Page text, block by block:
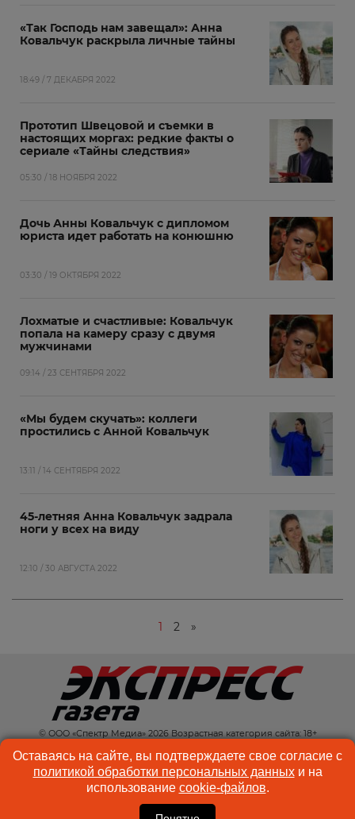
«Так Господь нам завещал»: Анна
Ковальчук раскрыла личные тайны
18:49 / 7 ДЕКАБРЯ 2022
Прототип Швецовой и съемки в
настоящих моргах: редкие факты о
сериале «Тайны следствия»
05:30 / 18 НОЯБРЯ 2022
Дочь Анны Ковальчук с дипломом
юриста идет работать на конюшню
03:30 / 19 ОКТЯБРЯ 2022
Лохматые и счастливые: Ковальчук
попала на камеру сразу с двумя
мужчинами
09:14 / 23 СЕНТЯБРЯ 2022
«Мы будем скучать»: коллеги
простились с Анной Ковальчук
13:11 / 14 СЕНТЯБРЯ 2022
45-летняя Анна Ковальчук задрала
ноги у всех на виду
12:10 / 30 АВГУСТА 2022
1 2 »
© ООО «Спектр Медиа» 2026 Возрастная категория сайта: 18+
КОНТАКТЫ
РЕКЛАМА
КУКИ-ФАЙЛЫ
ПОЛЬЗОВАТЕЛЬСКОЕ
СОГЛАШЕНИЕ
Оставаясь на сайте, вы подтверждаете свое согласие с
политикой обработки персональных данныхи на
использование cookie-файлов.